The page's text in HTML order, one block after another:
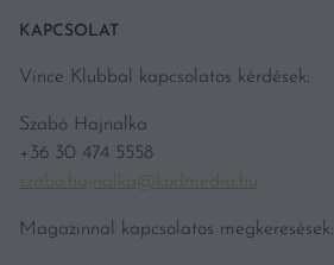
KAPCSOLAT
Vince Klubbal kapcsolatos kérdések:
Szabó Hajnalka
+36 30 474 5558
szabo.hajnalka@kodmedia.hu
Magazinnal kapcsolatos megkeresések: